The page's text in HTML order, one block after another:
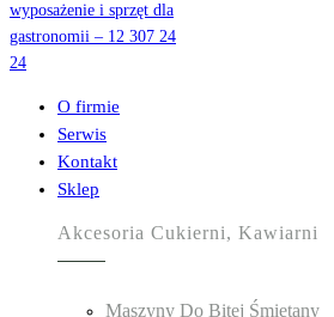
O firmie
Serwis
Kontakt
Sklep
Akcesoria Cukierni, Kawiarni
Maszyny Do Bitej Śmietany